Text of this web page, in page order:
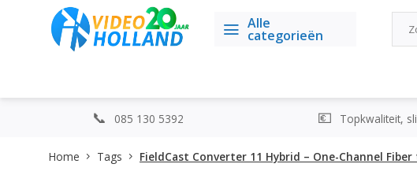
Alle
categorieën
085 130 5392 Topkwaliteit,
Home Tags FieldCast Converter 11 Hybrid – One-Channel